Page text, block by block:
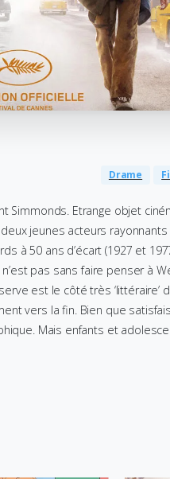
Drame
Simmonds. Etrange objet
jeunes acteurs rayonnants
à 50 ans d’écart (1927 et
pas sans faire penser à
est le côté très ‘littéraire’
vers la fin. Bien que
Mais enfants et